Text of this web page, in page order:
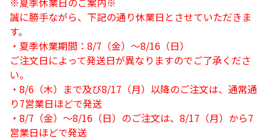
誠に勝手ながら、下記の通り休業日とさせていただきま
す。
・夏季休業期間：8/7（金）～8/16（日）
ご注文日によって発送日が異なりますのでご了承くださ
い。
・8/6（木）まで及び8/17（月）以降のご注文は、通常通
り7営業日ほどで発送
・8/7（金）～8/16（日）のご注文は、8/17（月）から7
営業日ほどで発送